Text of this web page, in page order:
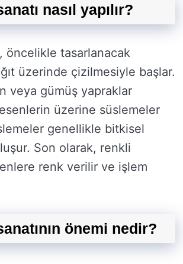
nasıl yapılır?
öncelikle tasarlanacak
üzerinde çizilmesiyle başlar.
veya gümüş yapraklar
üzerine süslemeler
genellikle bitkisel
Son olarak, renkli
renk verilir ve işlem
önemi nedir?